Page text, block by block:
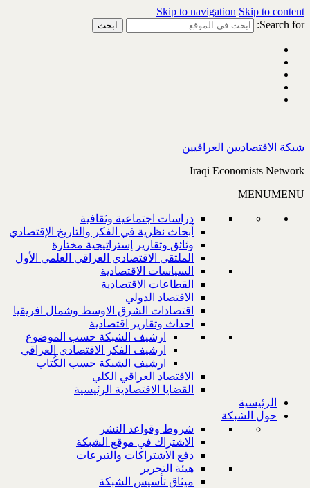
Skip to navigation Skip to content
Search for:
شبكة الاقتصاديين العراقيين
Iraqi Economists Network
MENUMENU
دراسات اجتماعية وثقافية
أبحاث نظرية في الفكر والتاريخ الإقتصادي
وثائق وتقارير إستراتيجية مختارة
الملتقى الاقتصادي العراقي العلمي الأول
السياسات الاقتصادية
القطاعات الاقتصادية
الاقتصاد الدولي
اقتصادات الشرق الاوسط وشمال افريقيا
احداث وتقارير اقتصادية
ارشيف الشبكة حسب الموضوع
ارشيف الفكر الاقتصادي العراقي
ارشيف الشبكة حسب الكُتاب
الاقتصاد العراقي الكلي
القضايا الاقتصادية الرئيسية
الرئيسية
حول الشبكة
شروط وقواعد النشر
الاشتراك في موقع الشبكة
دفع الاشتراكات والتبرعات
هيئة التحرير
ميثاق تأسيس الشبكة